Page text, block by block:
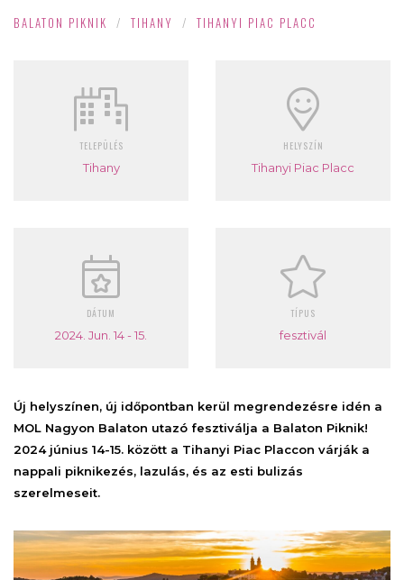
BALATON PIKNIK / TIHANY / TIHANYI PIAC PLACC
TELEPÜLÉS
Tihany
HELYSZÍN
Tihanyi Piac Placc
DÁTUM
2024. Jun. 14 - 15.
TÍPUS
fesztivál
Új helyszínen, új időpontban kerül megrendezésre idén a
MOL Nagyon Balaton utazó fesztiválja a Balaton Piknik!
2024 június 14-15. között a Tihanyi Piac Placcon várják a
nappali piknikezés, lazulás, és az esti bulizás
szerelmeseit.